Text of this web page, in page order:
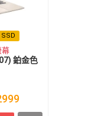
SSD
幕
鉑金色